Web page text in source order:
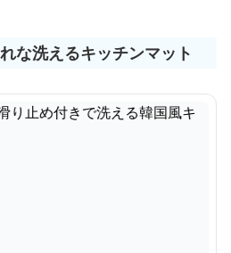
な洗えるキッチンマット